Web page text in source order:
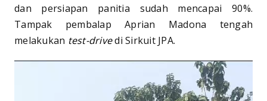
dan persiapan panitia sudah mencapai 90%.
Tampak pembalap Aprian Madona tengah
melakukan test-drivedi Sirkuit JPA.